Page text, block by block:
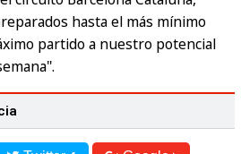
hasta el más mínimo
partido a nuestro potencial